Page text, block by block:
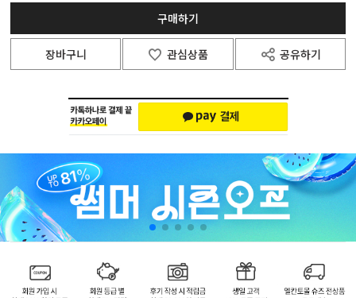
구매하기
장바구니 관심상품 공유하기